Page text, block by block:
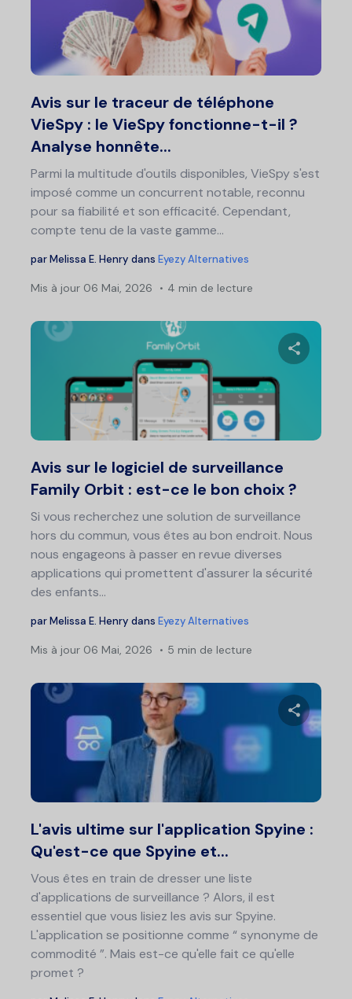
Avis sur le traceur de téléphone
VieSpy : le VieSpy fonctionne-t-il ?
Analyse honnête...
Parmi la multitude d'outils disponibles, VieSpy s'est
imposé comme un concurrent notable, reconnu
pour sa fiabilité et son efficacité. Cependant,
compte tenu de la vaste gamme...
parMelissa E. Henry dans Eyezy Alternatives
Mis à jour 06 Mai, 2026 4 min de lecture
Avis sur le logiciel de surveillance
Family Orbit : est-ce le bon choix ?
Si vous recherchez une solution de surveillance
hors du commun, vous êtes au bon endroit. Nous
nous engageons à passer en revue diverses
applications qui promettent d'assurer la sécurité
des enfants...
parMelissa E. Henry dans Eyezy Alternatives
Mis à jour 06 Mai, 2026 5 min de lecture
L'avis ultime sur l'application Spyine :
Qu'est-ce que Spyine et...
Vous êtes en train de dresser une liste
d'applications de surveillance ? Alors, il est
essentiel que vous lisiez les avis sur Spyine.
L'application se positionne comme “ synonyme de
commodité ”. Mais est-ce qu'elle fait ce qu'elle
promet ?